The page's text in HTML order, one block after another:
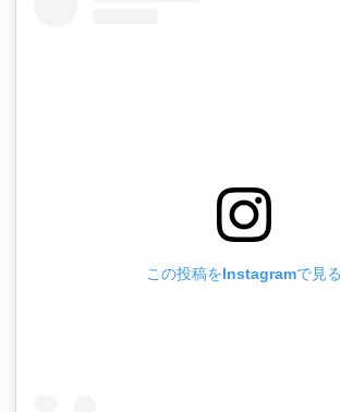
この投稿をInstagramで見る